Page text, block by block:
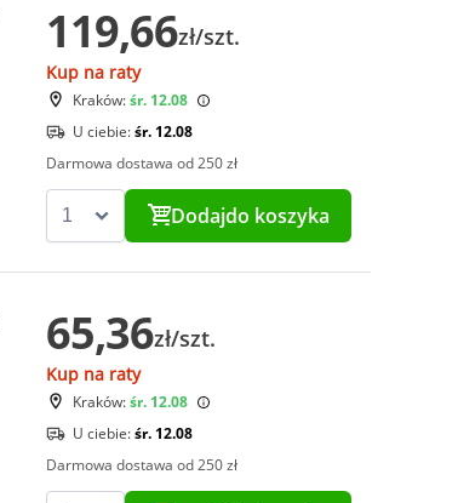
119,66zł/szt.
Kup na raty
Kraków:śr. 12.08
U ciebie:śr. 12.08
Darmowa dostawa od 250 zł
Dodajdo koszyka
65,36zł/szt.
Kup na raty
Kraków:śr. 12.08
U ciebie:śr. 12.08
Darmowa dostawa od 250 zł